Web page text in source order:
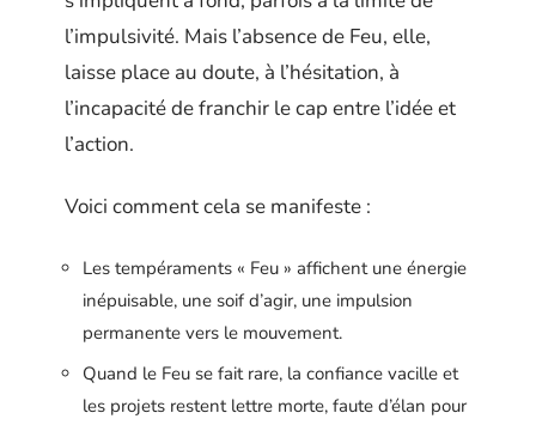
l’impulsivité. Mais l’absence de Feu, elle,
laisse place au doute, à l’hésitation, à
l’incapacité de franchir le cap entre l’idée et
l’action.
Voici comment cela se manifeste :
Les tempéraments « Feu » affichent une énergie
inépuisable, une soif d’agir, une impulsion
permanente vers le mouvement.
Quand le Feu se fait rare, la confiance vacille et
les projets restent lettre morte, faute d’élan pour